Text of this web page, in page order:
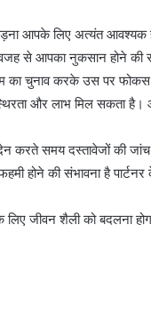
आपके लिए अत्यंत आवश्यक
वजह से आपका नुकसान होने की
का चुनाव करके उस पर
और लाभ मिल सकता है।
देन करते समय दस्तावेजों की
होने की संभावना है
जीवन शैली को बदलना